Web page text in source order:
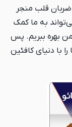
قلب منجر
به ما کمک
بهره ببریم. پس
با دنیای کافئین